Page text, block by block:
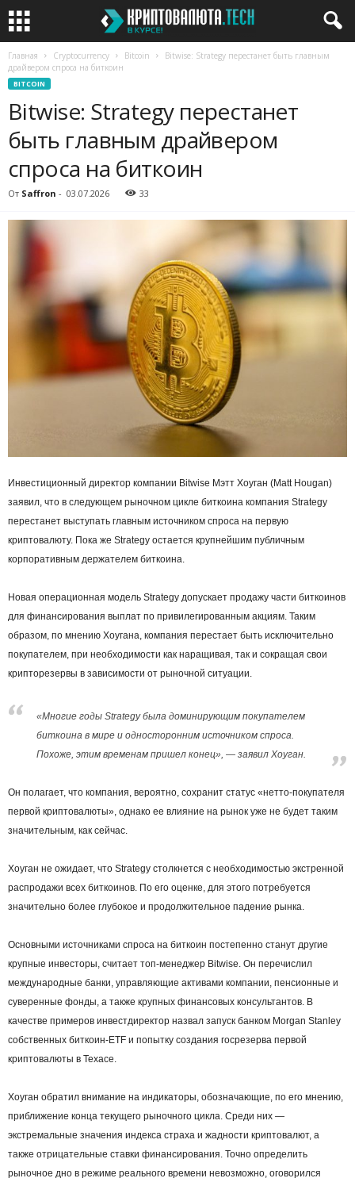
Главная Cryptocurrency Bitcoin
Bitwise: Strategy перестанет быть главным
драйвером спроса на биткоин
BITCOIN
Bitwise: Strategy перестанет
быть главным драйвером
спроса на биткоин
От Saffron - 03.07.2026 33
Инвестиционный директор компании Bitwise Мэтт Хоуган (Matt Hougan)
заявил, что в следующем рыночном цикле биткоина компания Strategy
перестанет выступать главным источником спроса на первую
криптовалюту. Пока же Strategy остается крупнейшим публичным
корпоративным держателем биткоина.
Новая операционная модель Strategy допускает продажу части биткоинов
для финансирования выплат по привилегированным акциям. Таким
образом, по мнению Хоугана, компания перестает быть исключительно
покупателем, при необходимости как наращивая, так и сокращая свои
крипторезервы в зависимости от рыночной ситуации.
«Многие годы Strategy была доминирующим покупателем
биткоина в мире и односторонним источником спроса.
Похоже, этим временам пришел конец», — заявил Хоуган.
Он полагает, что компания, вероятно, сохранит статус «нетто-покупателя
первой криптовалюты», однако ее влияние на рынок уже не будет таким
значительным, как сейчас.
Хоуган не ожидает, что Strategy столкнется с необходимостью экстренной
распродажи всех биткоинов. По его оценке, для этого потребуется
значительно более глубокое и продолжительное падение рынка.
Основными источниками спроса на биткоин постепенно станут другие
крупные инвесторы, считает топ-менеджер Bitwise. Он перечислил
международные банки, управляющие активами компании, пенсионные и
суверенные фонды, а также крупных финансовых консультантов. В
качестве примеров инвестдиректор назвал запуск банком Morgan Stanley
собственных биткоин-ETF и попытку создания госрезерва первой
криптовалюты в Техасе.
Хоуган обратил внимание на индикаторы, обозначающие, по его мнению,
приближение конца текущего рыночного цикла. Среди них —
экстремальные значения индекса страха и жадности криптовалют, а
также отрицательные ставки финансирования. Точно определить
рыночное дно в режиме реального времени невозможно, оговорился